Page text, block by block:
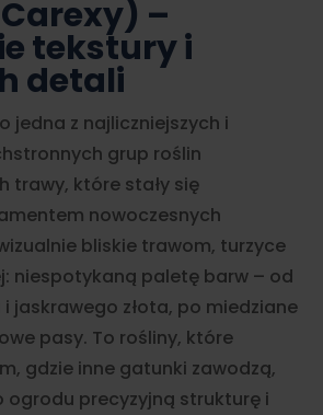
18,00 zł
–
tekstury i
detali
jedna z najliczniejszych i
grup roślin
trawy, które stały się
nowoczesnych
bliskie trawom, turzyce
niespotykaną paletę barw – od
jaskrawego złota, po miedziane
pasy. To rośliny, które
gdzie inne gatunki zawodzą,
precyzyjną strukturę i